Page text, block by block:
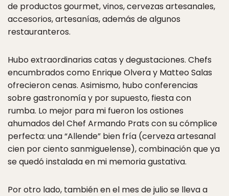
de productos gourmet, vinos, cervezas artesanales,
accesorios, artesanías, además de algunos
restauranteros.
Hubo extraordinarias catas y degustaciones. Chefs
encumbrados como Enrique Olvera y Matteo Salas
ofrecieron cenas. Asimismo, hubo conferencias
sobre gastronomía y por supuesto, fiesta con
rumba. Lo mejor para mi fueron los ostiones
ahumados del Chef Armando Prats con su cómplice
perfecta: una “Allende” bien fría (cerveza artesanal
cien por ciento sanmiguelense), combinación que ya
se quedó instalada en mi memoria gustativa.
Por otro lado, también en el mes de julio se lleva a